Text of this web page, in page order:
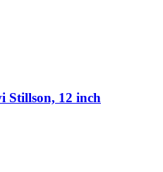
Stillson, 12 inch